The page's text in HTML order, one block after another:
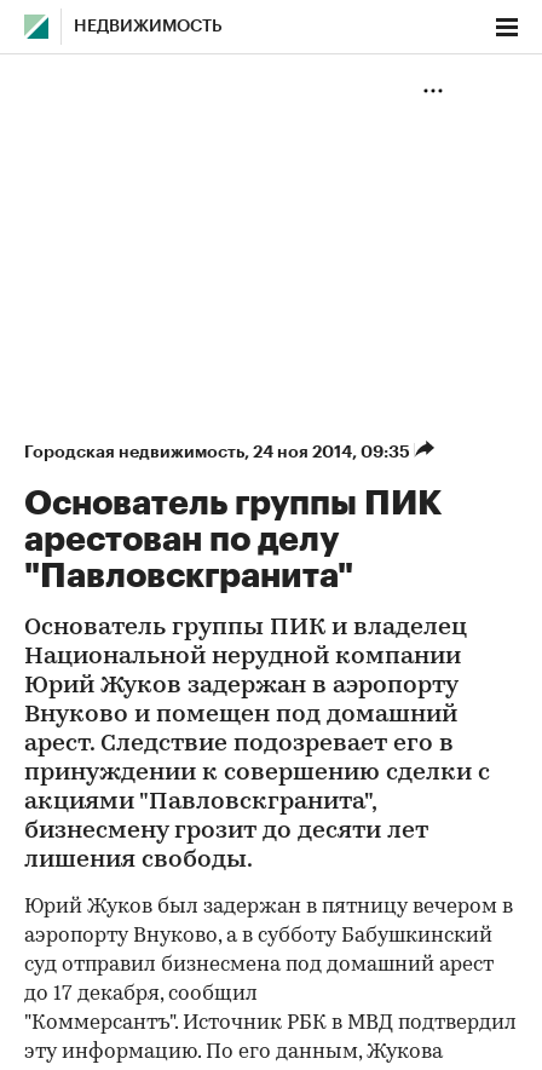
НЕДВИЖИМОСТЬ
Городская недвижимость⁠, 24 ноя 2014, 09:35
Основатель группы ПИК
арестован по делу
"Павловскгранита"
Основатель группы ПИК и владелец
Национальной нерудной компании
Юрий Жуков задержан в аэропорту
Внуково и помещен под домашний
арест. Следствие подозревает его в
принуждении к совершению сделки с
акциями "Павловскгранита",
бизнесмену грозит до десяти лет
лишения свободы.
Юрий Жуков был задержан в пятницу вечером в
аэропорту Внуково, а в субботу Бабушкинский
суд отправил бизнесмена под домашний арест
до 17 декабря, сообщил
"Коммерсантъ". Источник РБК в МВД подтвердил
эту информацию. По его данным, Жукова